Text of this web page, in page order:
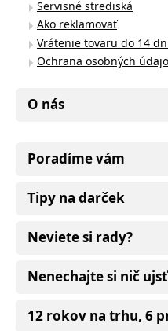
Servisné strediská
Ako reklamovať
Vrátenie tovaru do 14
Ochrana osobných
O nás
Poradíme vám
Tipy na darček
Neviete si rady?
Nenechajte si nič ujsť
12 rokov na trhu, 6